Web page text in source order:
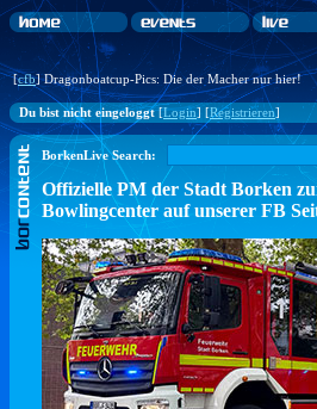
[cfb] Dragonboatcup-Pics: Die der Macher nur hier!
Du bist nicht eingeloggt[Login] [Registrieren]
BorkenLive Search:
Offizielle PM der Stadt Borken
Bowlingcenter auf unserer FB